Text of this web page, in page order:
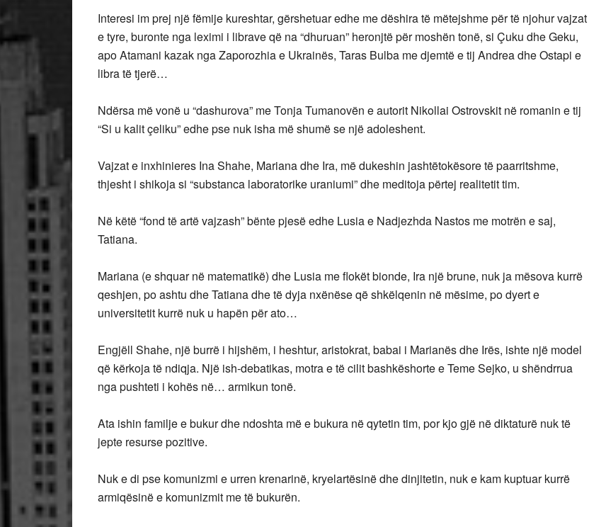
Interesi im prej një fëmije kureshtar, gërshetuar edhe me dëshira të mëtejshme për të njohur vajzat
e tyre, buronte nga leximi i librave që na “dhuruan” heronjtë për moshën tonë, si Çuku dhe Geku,
apo Atamani kazak nga Zaporozhia e Ukrainës, Taras Bulba me djemtë e tij Andrea dhe Ostapi e
libra të tjerë…
Ndërsa më vonë u “dashurova” me Tonja Tumanovën e autorit Nikollai Ostrovskit në romanin e tij
“Si u kalit çeliku” edhe pse nuk isha më shumë se një adoleshent.
Vajzat e inxhinieres Ina Shahe, Mariana dhe Ira, më dukeshin jashtëtokësore të paarritshme,
thjesht i shikoja si “substanca laboratorike uraniumi” dhe meditoja përtej realitetit tim.
Në këtë “fond të artë vajzash” bënte pjesë edhe Lusia e Nadjezhda Nastos me motrën e saj,
Tatiana.
Mariana (e shquar në matematikë) dhe Lusia me flokët bionde, Ira një brune, nuk ja mësova kurrë
qeshjen, po ashtu dhe Tatiana dhe të dyja nxënëse që shkëlqenin në mësime, po dyert e
universitetit kurrë nuk u hapën për ato…
Engjëll Shahe, një burrë i hijshëm, i heshtur, aristokrat, babai i Marianës dhe Irës, ishte një model
që kërkoja të ndiqja. Një ish-debatikas, motra e të cilit bashkëshorte e Teme Sejko, u shëndrrua
nga pushteti i kohës në… armikun tonë.
Ata ishin familje e bukur dhe ndoshta më e bukura në qytetin tim, por kjo gjë në diktaturë nuk të
jepte resurse pozitive.
Nuk e di pse komunizmi e urren krenarinë, kryelartësinë dhe dinjitetin, nuk e kam kuptuar kurrë
armiqësinë e komunizmit me të bukurën.